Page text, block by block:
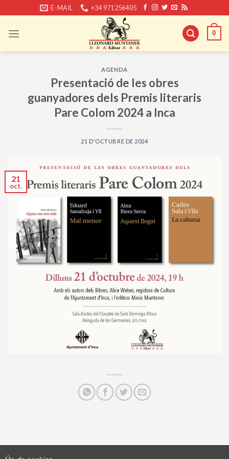
content
E-MAIL +34 971256405
0
AGENDA
Presentació de les obres
guanyadores dels Premis literaris
Pare Colom 2024 a Inca
21 D'OCTUBRE DE 2024
21
oct.